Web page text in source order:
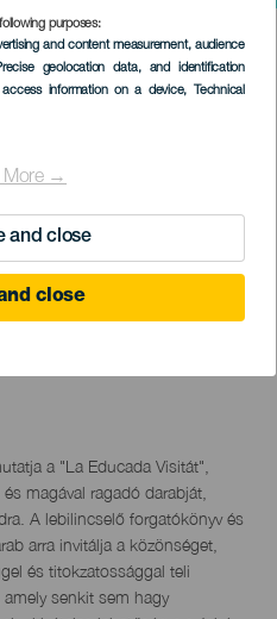
purposes:
and content measurement, audience
geolocation data, and identification
information on a device, Technical
More →
and close
close
a "La Educada Visitát",
magával ragadó darabját,
A lebilincselő forgatókönyv és
arra invitálja a közönséget,
és titokzatossággal teli
senkit sem hagy